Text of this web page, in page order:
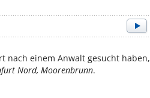
nach einem Anwalt gesucht haben,
Nord, Moorenbrunn.